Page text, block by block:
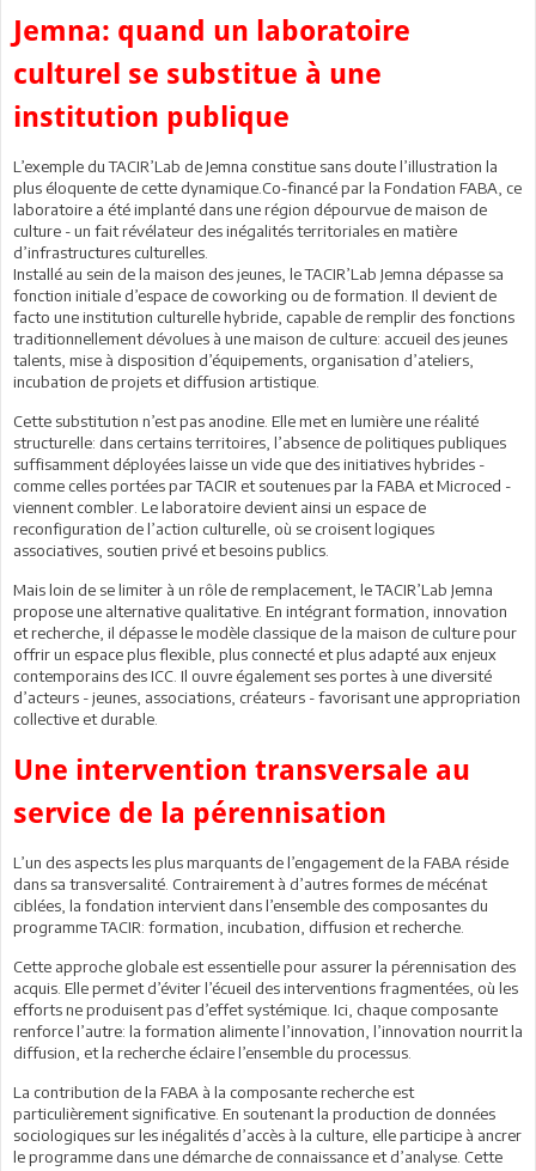
Jemna: quand un laboratoire
culturel se substitue à une
institution publique
L’exemple du TACIR’Lab de Jemna constitue sans doute l’illustration la
plus éloquente de cette dynamique.Co-financé par la Fondation FABA, ce
laboratoire a été implanté dans une région dépourvue de maison de
culture - un fait révélateur des inégalités territoriales en matière
d’infrastructures culturelles.
Installé au sein de la maison des jeunes, le TACIR’Lab Jemna dépasse sa
fonction initiale d’espace de coworking ou de formation. Il devient de
facto une institution culturelle hybride, capable de remplir des fonctions
traditionnellement dévolues à une maison de culture: accueil des jeunes
talents, mise à disposition d’équipements, organisation d’ateliers,
incubation de projets et diffusion artistique.
Cette substitution n’est pas anodine. Elle met en lumière une réalité
structurelle: dans certains territoires, l’absence de politiques publiques
suffisamment déployées laisse un vide que des initiatives hybrides -
comme celles portées par TACIR et soutenues par la FABA et Microced -
viennent combler. Le laboratoire devient ainsi un espace de
reconfiguration de l’action culturelle, où se croisent logiques
associatives, soutien privé et besoins publics.
Mais loin de se limiter à un rôle de remplacement, le TACIR’Lab Jemna
propose une alternative qualitative. En intégrant formation, innovation
et recherche, il dépasse le modèle classique de la maison de culture pour
offrir un espace plus flexible, plus connecté et plus adapté aux enjeux
contemporains des ICC. Il ouvre également ses portes à une diversité
d’acteurs - jeunes, associations, créateurs - favorisant une appropriation
collective et durable.
Une intervention transversale au
service de la pérennisation
L’un des aspects les plus marquants de l’engagement de la FABA réside
dans sa transversalité. Contrairement à d’autres formes de mécénat
ciblées, la fondation intervient dans l’ensemble des composantes du
programme TACIR: formation, incubation, diffusion et recherche.
Cette approche globale est essentielle pour assurer la pérennisation des
acquis. Elle permet d’éviter l’écueil des interventions fragmentées, où les
efforts ne produisent pas d’effet systémique. Ici, chaque composante
renforce l’autre: la formation alimente l’innovation, l’innovation nourrit la
diffusion, et la recherche éclaire l’ensemble du processus.
La contribution de la FABA à la composante recherche est
particulièrement significative. En soutenant la production de données
sociologiques sur les inégalités d’accès à la culture, elle participe à ancrer
le programme dans une démarche de connaissance et d’analyse. Cette